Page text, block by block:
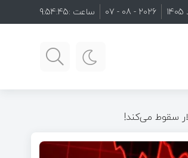
2026 - 08 - 07 ساعت :9:54:47